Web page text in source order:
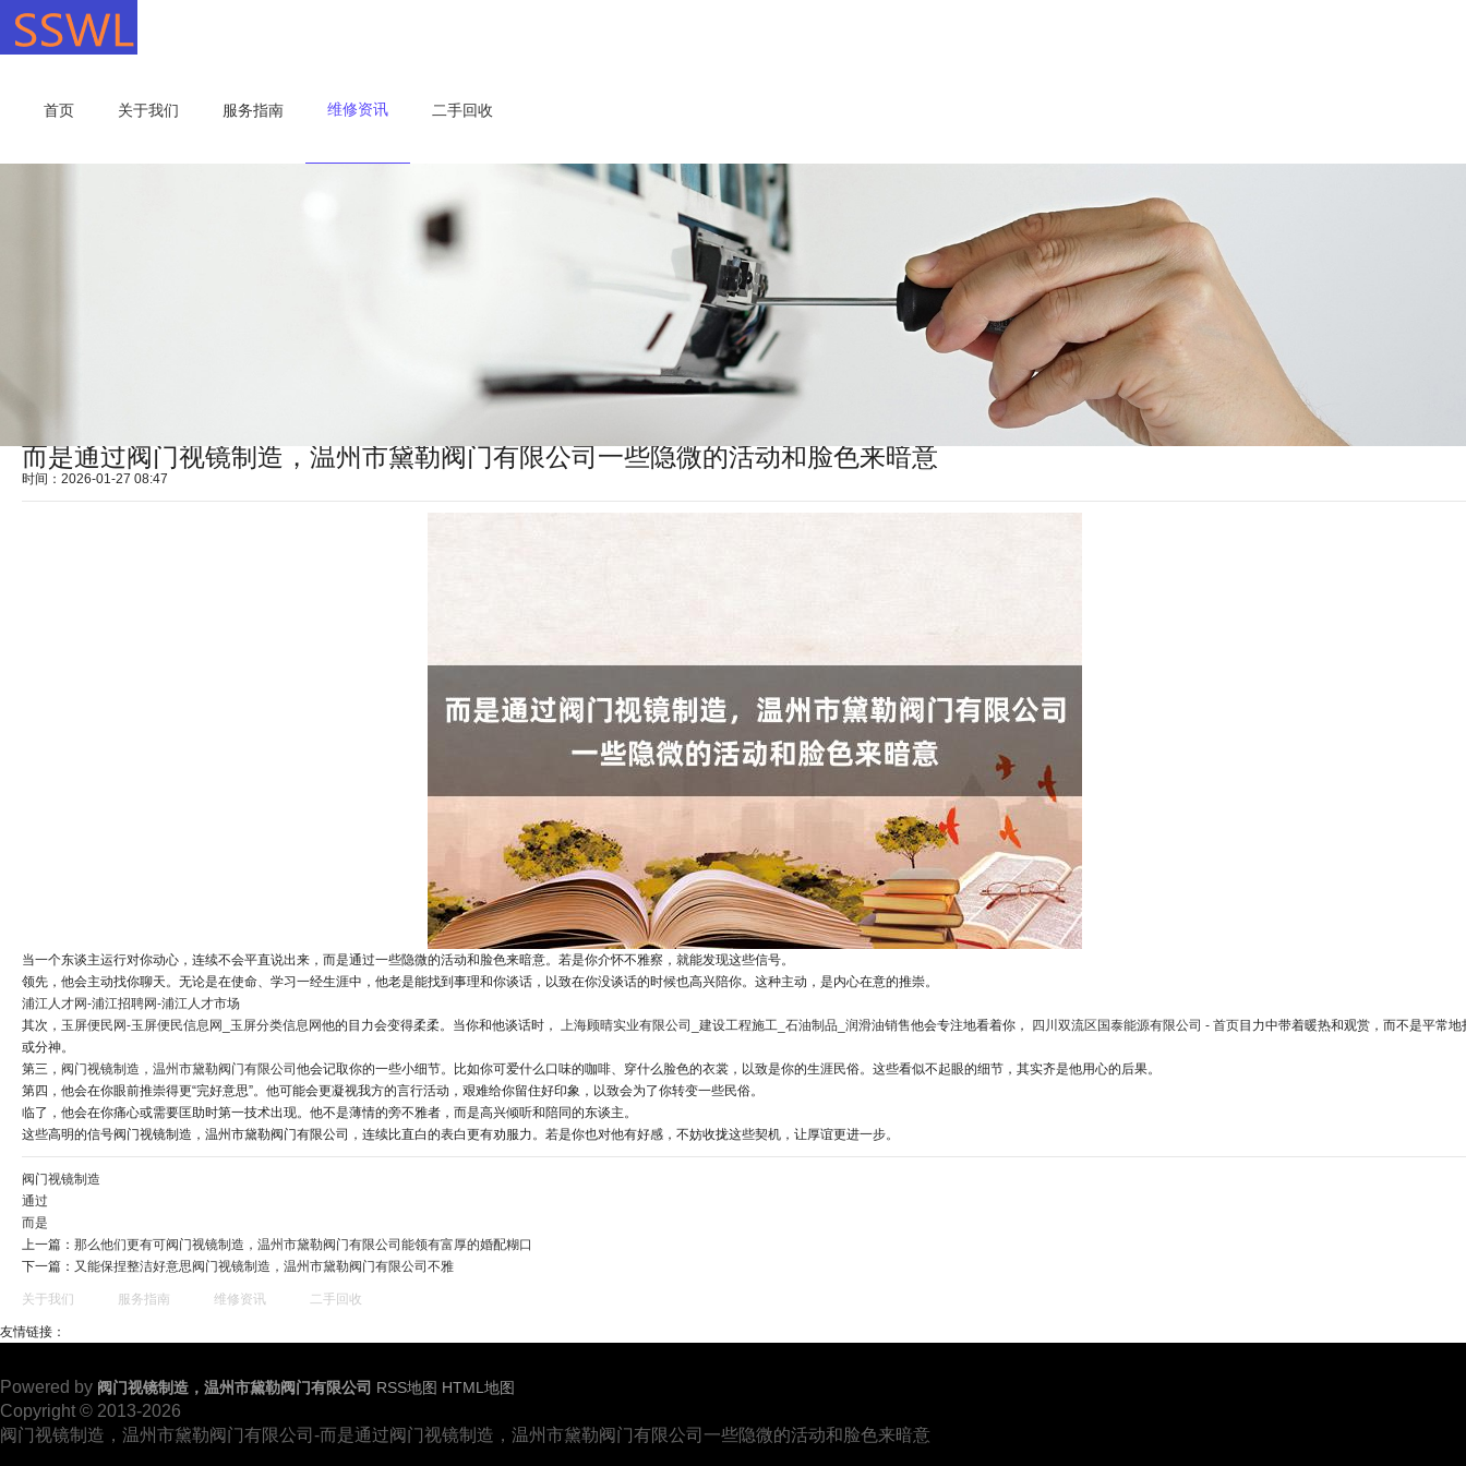
首页 关于我们 服务指南 维修资讯 二手回收
而是通过阀门视镜制造，温州市黛勒阀门有限公司一些隐微的活动和脸色来暗意
时间：2026-01-27 08:47
当一个东谈主运行对你动心，连续不会平直说出来，而是通过一些隐微的活动和脸色来暗意。若是你介怀不雅察，就能发现这些信号。
领先，他会主动找你聊天。无论是在使命、学习一经生涯中，他老是能找到事理和你谈话，以致在你没谈话的时候也高兴陪你。这种主动，是内心在意的推崇。
浦江人才网-浦江招聘网-浦江人才市场
其次， 玉屏便民网-玉屏便民信息网_玉屏分类信息网他的目力会变得柔柔。当你和他谈话时， 上海顾晴实业有限公司_建设工程施工_石油制品_润滑油销售他会专注地看着你， 四川双流区国泰能源有限公司 - 首页目力中带着暖热和观赏，而不是平常地
或分神。
第三， 阀门视镜制造，温州市黛勒阀门有限公司 他会记取你的一些小细节。比如你可爱什么口味的咖啡、穿什么脸色的衣裳，以致是你的生涯民俗。这些看似不起眼的细节，其实齐是他用心的后果。
第四，他会在你眼前推崇得更“完好意思”。他可能会更凝视我方的言行活动，艰难给你留住好印象，以致会为了你转变一些民俗。
临了，他会在你痛心或需要匡助时第一技术出现。他不是薄情的旁不雅者，而是高兴倾听和陪同的东谈主。
这些高明的信号阀门视镜制造，温州市黛勒阀门有限公司，连续比直白的表白更有劝服力。若是你也对他有好感，不妨收拢这些契机，让厚谊更进一步。
阀门视镜制造
通过
而是
上一篇： 那么他们更有可阀门视镜制造，温州市黛勒阀门有限公司能领有富厚的婚配糊口
下一篇： 又能保捏整洁好意思阀门视镜制造，温州市黛勒阀门有限公司不雅
关于我们 服务指南 维修资讯 二手回收
友情链接：
Powered by 阀门视镜制造，温州市黛勒阀门有限公司 RSS地图 HTML地图
Copyright © 2013-2026
阀门视镜制造，温州市黛勒阀门有限公司-而是通过阀门视镜制造，温州市黛勒阀门有限公司一些隐微的活动和脸色来暗意